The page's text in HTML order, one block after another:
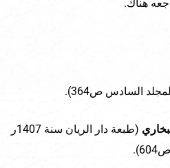
هناك.
السادس ص364).
(طبعة دار الريان سنة 1407ر